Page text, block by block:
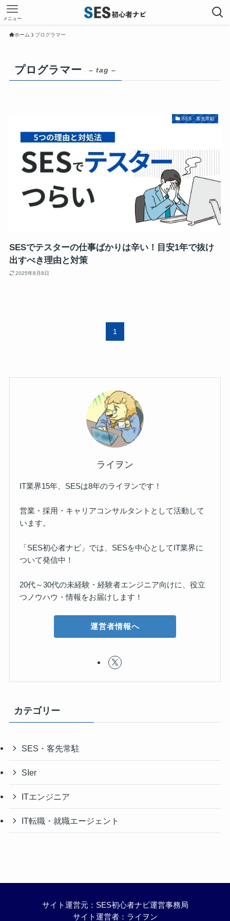
メニュー
ホーム プログラマー
プログラマー – tag –
SES・客先常駐
SESでテスターの仕事ばかりは辛い！目安1年で抜け
出すべき理由と対策
2025年8月8日
1
ライヲン
IT業界15年、SESは8年のライヲンです！
営業・採用・キャリアコンサルタントとして活動して
います。
「SES初心者ナビ」では、SESを中心としてIT業界に
ついて発信中！
20代～30代の未経験・経験者エンジニア向けに、役立
つノウハウ・情報をお届けします！
運営者情報へ
カテゴリー
SES・客先常駐
SIer
ITエンジニア
IT転職・就職エージェント
サイト運営元：SES初心者ナビ運営事務局
サイト運営者：ライヲン